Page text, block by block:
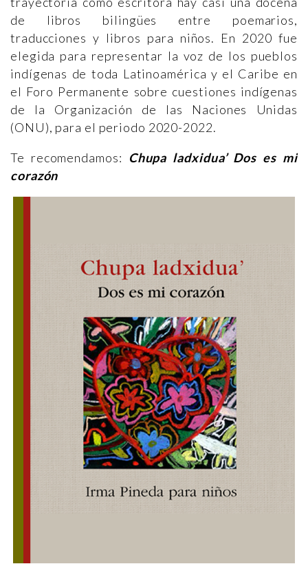
de libros bilingües entre poemarios,
traducciones y libros para niños. En 2020 fue
elegida para representar la voz de los pueblos
indígenas de toda Latinoamérica y el Caribe en
el Foro Permanente sobre cuestiones indígenas
de la Organización de las Naciones Unidas
(ONU), para el periodo 2020-2022.
Te recomendamos: Chupa ladxidua’ Dos es mi
corazón